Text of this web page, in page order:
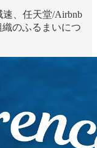
、任天堂/Airbnb
のふるまいにつ